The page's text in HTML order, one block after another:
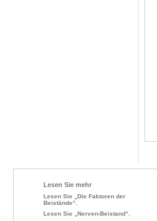
Lesen Sie mehr
Lesen Sie „Die Faktoren der
Beistände“.
Lesen Sie „Nerven-Beistand“.